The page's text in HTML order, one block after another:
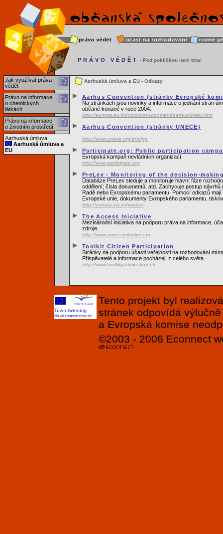
Jak využívat práva
vědět
Právo na informace
o chemických
látkách
Právo na informace
o životním prostředí
Aarhuská úmluva
Aarhuská úmluva a
EU
PRÁVO VĚDĚT - Pod pokličkou není tma!
Aarhuská úmluva a EU - Odkazy
Aarhus Convention (stránky Evropské
Na stránkách jsou novinky a informace o jednání stran
občané konané v roce 2004.
http://europa.eu.int/comm/environment/aarhus/index.htm
Aarhus Convention (stránky UNECE)
http://www.unece.org/env/pp
Participate.org: Public participation
Evropská kampaň nevládních organizací.
http://www.participate.org
PreLex - Monitoring of the decision-
Databáze PreLex sleduje a monitoruje hlavní fáze
oddělení; čísla dokumentů, atd. Zachycuje postup
Radě nebo Evropskému parlamentu. Pomocí odkazů
Evropské unie, dokumenty Evropského parlamentu,
http://europa.eu.int/prelex/
The Access Iniciative
Mezinárodní iniciativa na podporu práva na informace,
zdroje.
http://www.accessinitiative.org
Toolkit Citizen Participation
Stránky na podporu účasti veřejnosti na rozhodování
Přispěvatelé a informace pocházejí z celého světa.
http://www.toolkitparticipation.nl/
Tento projekt byl
stránek odpovídá
a Evropská komise
©2003 - 2006 Econnect